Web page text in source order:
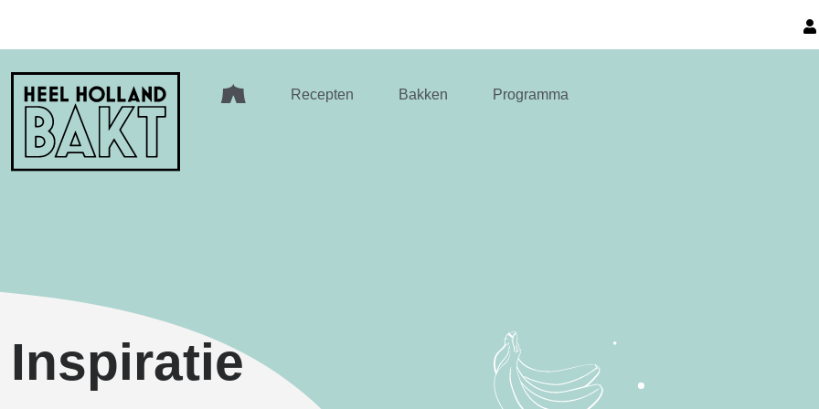
Heel
Holland
Bakt
Recepten Bakken Programma
Inspiratie